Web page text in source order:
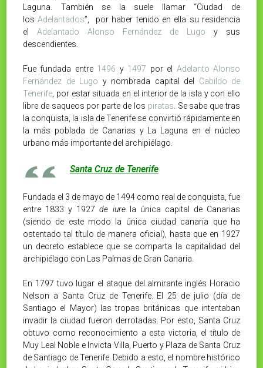
Laguna. También se la suele llamar “Ciudad de
losAdelantados”, por haber tenido en ella su residencia
el Adelantado Alonso Fernández de Lugo y sus
descendientes.
Fue fundada entre 1496 y 1497 por el Adelanto Alonso
Fernández de Lugo y nombrada capital del Cabildo de
Tenerife , por estar situada en el interior de la isla y con ello
libre de saqueos por parte de los piratas . Se sabe que tras
la conquista, la isla de Tenerife se convirtió rápidamente en
la más poblada de Canarias y La Laguna en el núcleo
urbano más importante del archipiélago.
Santa Cruz de Tenerife
Fundada el 3 de mayo de 1494 como real de conquista, fue
entre 1833 y 1927de iurela única capital de Canarias
(siendo de este modo la única ciudad canaria que ha
ostentado tal título de manera oficial), hasta que en 1927
un decreto establece que se comparta la capitalidad del
archipiélago con Las Palmas de Gran Canaria.
En 1797 tuvo lugar el ataque del almirante inglés Horacio
Nelson a Santa Cruz de Tenerife. El 25 de julio (día de
Santiago el Mayor) las tropas británicas que intentaban
invadir la ciudad fueron derrotadas. Por esto, Santa Cruz
obtuvo como reconocimiento a esta victoria, el título de
Muy Leal Noble e Invicta Villa, Puerto y Plaza de Santa Cruz
de Santiago de Tenerife. Debido a esto, el nombre histórico